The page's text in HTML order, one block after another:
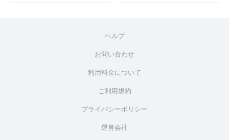
ヘルプ
お問い合わせ
利用料金について
ご利用規約
プライバシーポリシー
運営会社